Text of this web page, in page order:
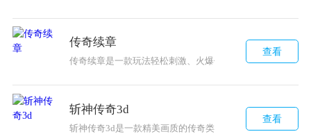
传奇续章
传奇续章是一款玩法轻松刺激、火爆传奇游戏，玩家可以随
查看
斩神传奇3d
斩神传奇3d是一款精美画质的传奇类手游，提供丰富玩法
查看